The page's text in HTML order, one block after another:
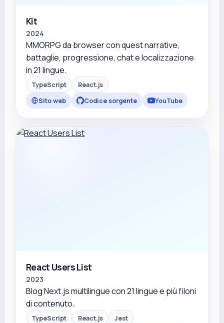
Kit
2024
MMORPG da browser con quest narrative,
battaglie, progressione, chat e localizzazione
in 21 lingue.
TypeScript
React.js
Sito web
Codice sorgente YouTube
React Users List
2023
Blog Next.js multilingue con 21 lingue e più filoni
di contenuto.
TypeScript React.js
Jest